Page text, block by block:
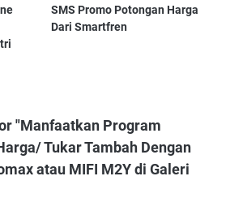
SMS Promo Potongan Harga
Dari Smartfren
"Manfaatkan Program
Tukar Tambah Dengan
atau MIFI M2Y di Galeri